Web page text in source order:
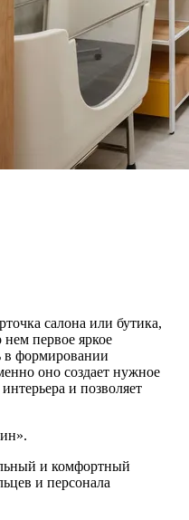
салона или бутика,
первое яркое
в формировании
оно создает нужное
и позволяет
и комфортный
и персонала